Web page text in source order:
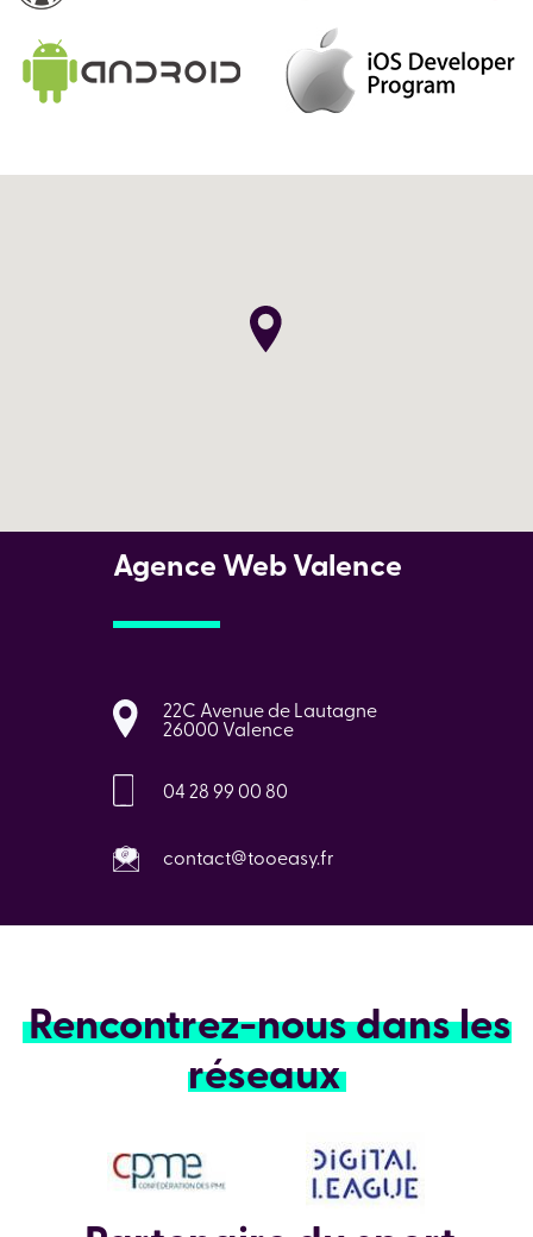
Agence Web Valence
22C Avenue de Lautagne
26000 Valence
04 28 99 00 80
contact@tooeasy.fr
Rencontrez-nous dans les
réseaux